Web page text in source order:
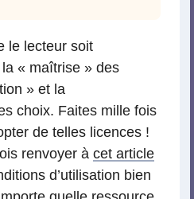
le lecteur soit
« maîtrise » des
» et la
choix. Faites mille fois
de telles licences !
renvoyer à cet article
d’utilisation bien